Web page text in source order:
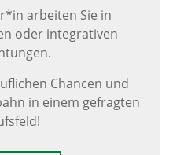
arbeiten Sie in
oder integrativen
Chancen und
in einem gefragten